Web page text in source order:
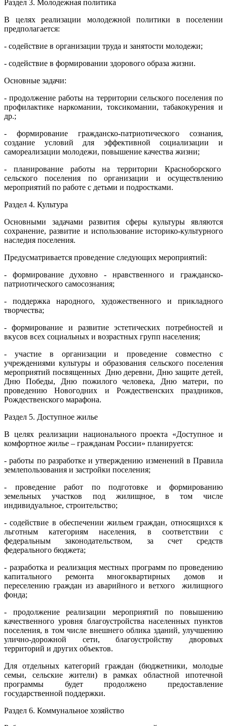
Раздел 3. Молодежная политика
В целях реализации молодежной политики в поселении
предполагается:
- содействие в организации труда и занятости молодежи;
- содействие в формировании здорового образа жизни.
Основные задачи:
- продолжение работы на территории сельского поселения по
профилактике наркомании, токсикомании, табакокурения и
др.;
- формирование гражданско-патриотического сознания,
создание условий для эффективной социализации и
самореализации молодежи, повышение качества жизни;
- планирование работы на территории Красноборского
сельского поселения по организации и осуществлению
мероприятий по работе с детьми и подростками.
Раздел 4. Культура
Основными задачами развития сферы культуры являются
сохранение, развитие и использование историко-культурного
наследия поселения.
Предусматривается проведение следующих мероприятий:
- формирование духовно - нравственного и гражданско-
патриотического самосознания;
- поддержка народного, художественного и прикладного
творчества;
- формирование и развитие эстетических потребностей и
вкусов всех социальных и возрастных групп населения;
- участие в организации и проведение совместно с
учреждениями культуры и образования сельского поселения
мероприятий посвященных Дню деревни, Дню защите детей,
Дню Победы, Дню пожилого человека, Дню матери, по
проведению Новогодних и Рождественских праздников,
Рождественского марафона.
Раздел 5. Доступное жилье
В целях реализации национального проекта «Доступное и
комфортное жилье – гражданам России» планируется:
- работы по разработке и утверждению изменений в Правила
землепользования и застройки поселения;
- проведение работ по подготовке и формированию
земельных участков под жилищное, в том числе
индивидуальное, строительство;
- содействие в обеспечении жильем граждан, относящихся к
льготным категориям населения, в соответствии с
федеральным законодательством, за счет средств
федерального бюджета;
- разработка и реализация местных программ по проведению
капитального ремонта многоквартирных домов и
переселению граждан из аварийного и ветхого жилищного
фонда;
- продолжение реализации мероприятий по повышению
качественного уровня благоустройства населенных пунктов
поселения, в том числе внешнего облика зданий, улучшению
улично-дорожной сети, благоустройству дворовых
территорий и других объектов.
Для отдельных категорий граждан (бюджетники, молодые
семьи, сельские жители) в рамках областной ипотечной
программы будет продолжено предоставление
государственной поддержки.
Раздел 6. Коммунальное хозяйство